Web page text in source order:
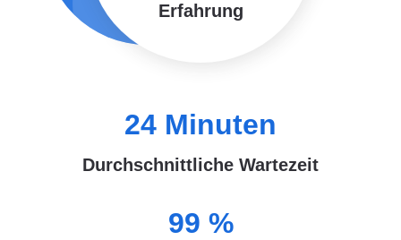
Erfahrung
24 Minuten
Durchschnittliche Wartezeit
99 %